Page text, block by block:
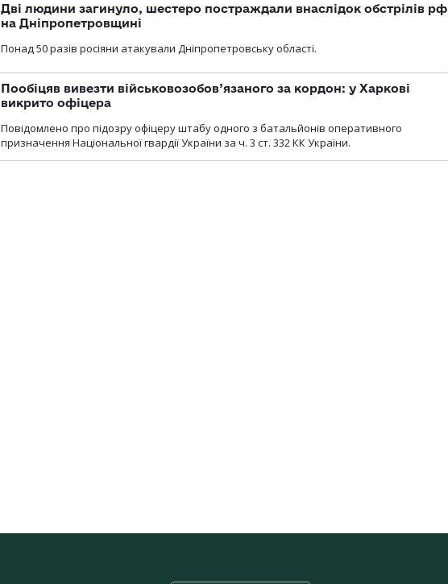
Дві людини загинуло, шестеро постраждали внаслідок обстрілів рф
на Дніпропетровщині
Понад 50 разів росіяни атакували Дніпропетровську області.
Пообіцяв вивезти військовозобов’язаного за кордон: у Харкові
викрито офіцера
Повідомлено про підозру офіцеру штабу одного з батальйонів оперативного
призначення Національної гвардії України за ч. 3 ст. 332 КК України.